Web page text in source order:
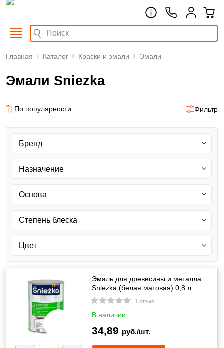
Главная Каталог Краски и эмали Эмали
Эмали Sniezka
По популярности Фильтр
Эмаль для древесины и металла
Sniezka (белая матовая) 0,8 л
1 отзыв
В наличии
34,89 руб./шт.